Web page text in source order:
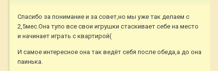
Спасибо за понимание и за совет,но мы уже так делаем с
2,5мес.Она тупо все свои игрушки стаскивает себе на место
и начинает играть с квартирой(
И самое интересное она так ведёт себя после обеда,а до она
паинька.